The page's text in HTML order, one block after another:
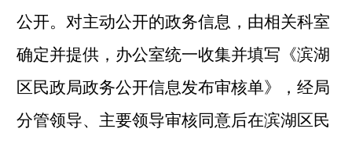
公开。对主动公开的政务信息，由相关科室
确定并提供，办公室统一收集并填写《滨湖
区民政局政务公开信息发布审核单》，经局
分管领导、主要领导审核同意后在滨湖区民